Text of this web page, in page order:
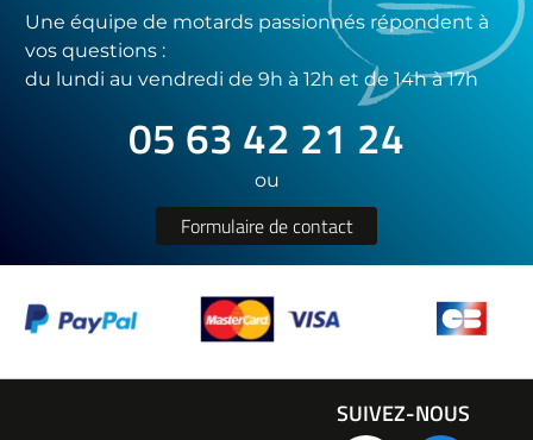
Une équipe de motards passionnés répondent à
vos questions :
du lundi au vendredi de 9h à 12h et de 14h à 17h
05 63 42 21 24
ou
Formulaire de contact
SUIVEZ-NOUS